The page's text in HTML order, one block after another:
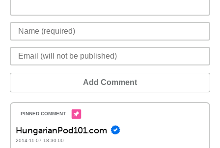
Add Comment
HungarianPod101.com
2014-11-07 18:30:00